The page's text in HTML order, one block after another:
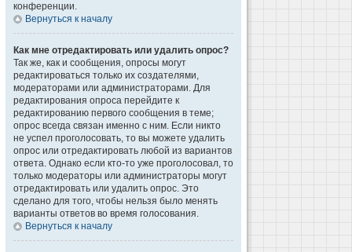
конференции.
Вернуться к началу
Как мне отредактировать или удалить опрос?
Так же, как и сообщения, опросы могут
редактироваться только их создателями,
модераторами или администраторами. Для
редактирования опроса перейдите к
редактированию первого сообщения в теме;
опрос всегда связан именно с ним. Если никто
не успел проголосовать, то вы можете удалить
опрос или отредактировать любой из вариантов
ответа. Однако если кто-то уже проголосовал, то
только модераторы или администраторы могут
отредактировать или удалить опрос. Это
сделано для того, чтобы нельзя было менять
варианты ответов во время голосования.
Вернуться к началу